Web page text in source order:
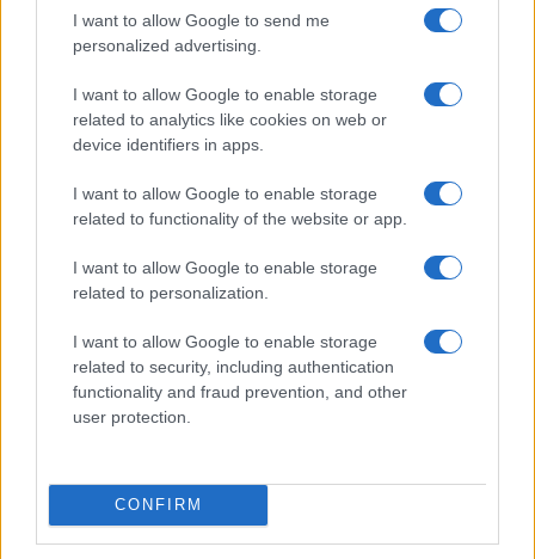
I want to allow Google to send me
personalized advertising.
I want to allow Google to enable storage
related to analytics like cookies on web or
device identifiers in apps.
I want to allow Google to enable storage
related to functionality of the website or app.
I want to allow Google to enable storage
related to personalization.
I want to allow Google to enable storage
related to security, including authentication
functionality and fraud prevention, and other
user protection.
CONFIRM
F
a
ce
b
o
o
k
T
w
it
te
r
Pi
n
te
re
st
W
h
at
s
A
p
p
S
a
re
Articolo precedente
Prossimo articolo
Le previsioni meteo per il weekend a Olbia e in
Gallura
Michelle Hunziker in Gallura, bella anche dal
Calangianus, dopo le polemiche il centro
accoglienza minori chiude